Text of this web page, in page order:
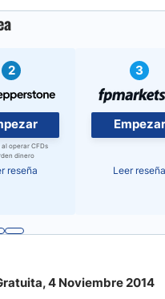
2
al operar CFDs
dinero
reseña
3
Empezar
Leer reseña
4 Noviembre 2014